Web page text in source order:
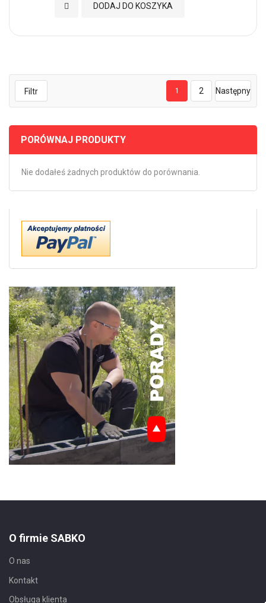
DODAJ DO KOSZYKA
Dodaj do Ulubionych
Filtr 1 2 Następny
PORÓWNAJ PRODUKTY
Nie dodałeś żadnych produktów do porównania.
O firmie SABKO
O nas
Kontakt
Obsługa klienta